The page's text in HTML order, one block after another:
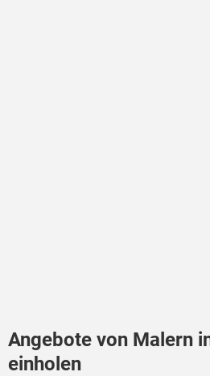
Angebote von Malern
einholen